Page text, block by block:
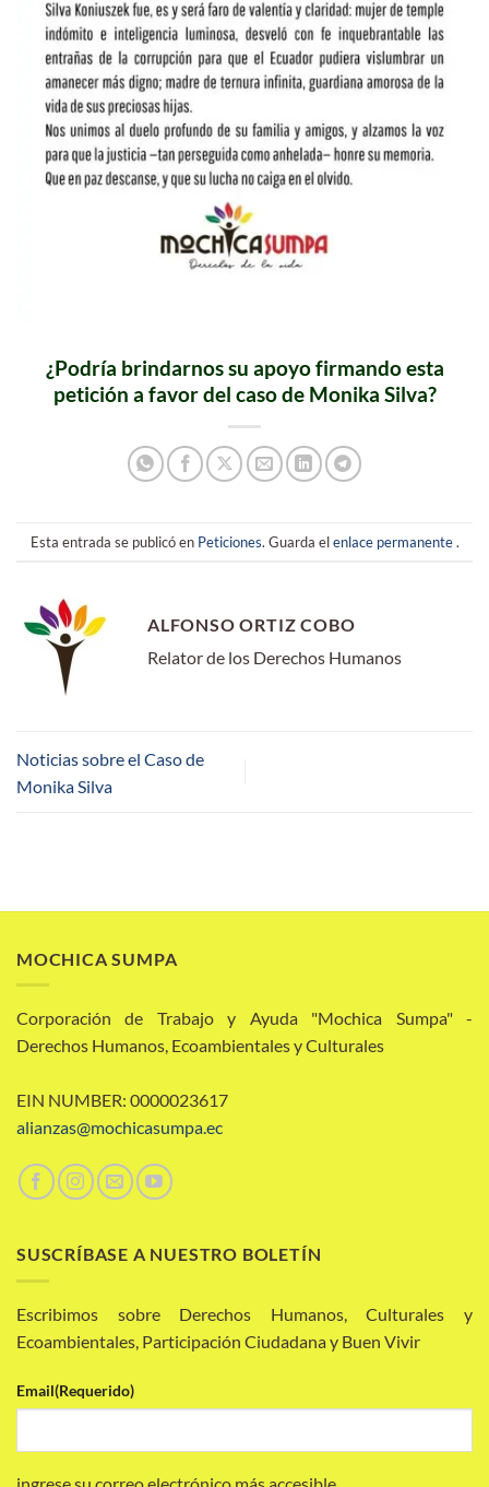
¿Podría brindarnos su apoyo firmando esta
petición a favor del caso de Monika Silva?
Esta entrada se publicó en Peticiones. Guarda elenlace permanente.
ALFONSO ORTIZ COBO
Relator de los Derechos Humanos
Noticias sobre el Caso de
Monika Silva
MOCHICA SUMPA
Corporación de Trabajo y Ayuda "Mochica Sumpa" -
Derechos Humanos, Ecoambientales y Culturales
EIN NUMBER: 0000023617
alianzas@mochicasumpa.ec
SUSCRÍBASE A NUESTRO BOLETÍN
Escribimos sobre Derechos Humanos, Culturales y
Ecoambientales, Participación Ciudadana y Buen Vivir
Email(Requerido)